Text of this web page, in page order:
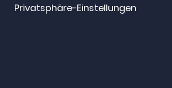
Privatsphäre-Einstellungen